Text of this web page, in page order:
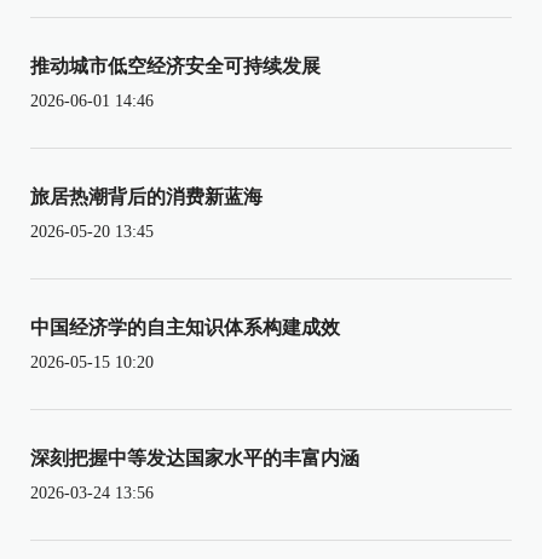
推动城市低空经济安全可持续发展
2026-06-01 14:46
旅居热潮背后的消费新蓝海
2026-05-20 13:45
中国经济学的自主知识体系构建成效
2026-05-15 10:20
深刻把握中等发达国家水平的丰富内涵
2026-03-24 13:56